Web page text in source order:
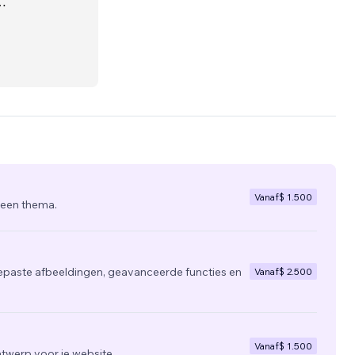
thema.
Vanaf$ 1.500
afbeeldingen, geavanceerde functies en
Vanaf$ 2.500
Vanaf$ 1.500